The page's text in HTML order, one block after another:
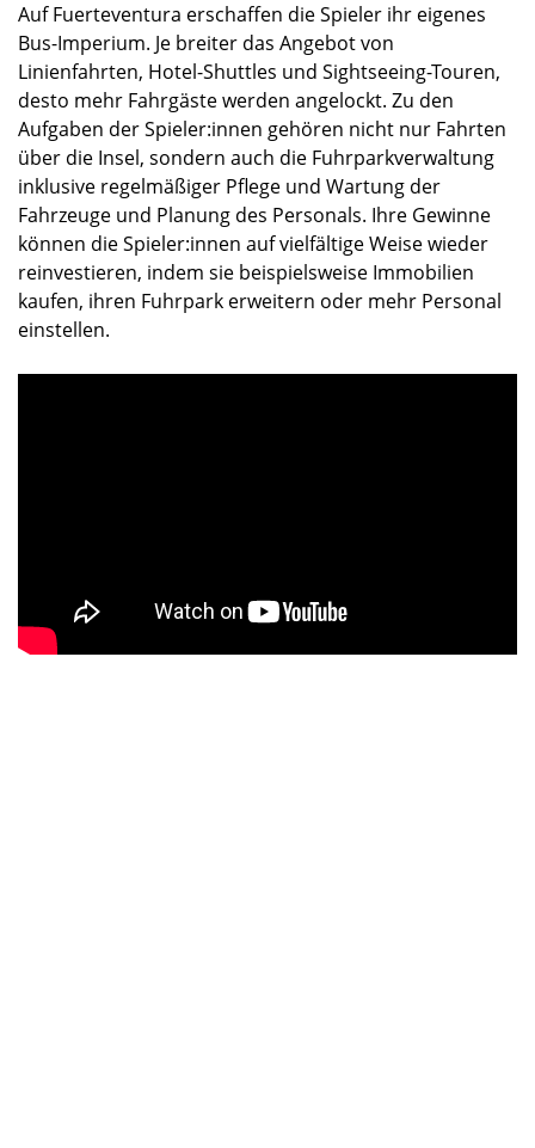
Auf Fuerteventura erschaffen die Spieler ihr eigenes
Bus-Imperium. Je breiter das Angebot von
Linienfahrten, Hotel-Shuttles und Sightseeing-Touren,
desto mehr Fahrgäste werden angelockt. Zu den
Aufgaben der Spieler:innen gehören nicht nur Fahrten
über die Insel, sondern auch die Fuhrparkverwaltung
inklusive regelmäßiger Pflege und Wartung der
Fahrzeuge und Planung des Personals. Ihre Gewinne
können die Spieler:innen auf vielfältige Weise wieder
reinvestieren, indem sie beispielsweise Immobilien
kaufen, ihren Fuhrpark erweitern oder mehr Personal
einstellen.